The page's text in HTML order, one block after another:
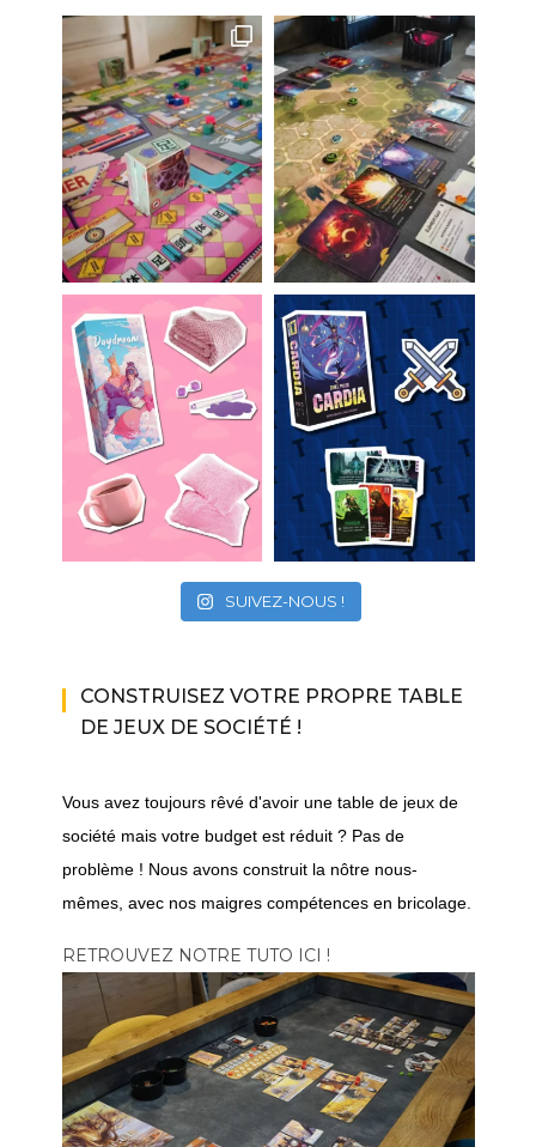
SUIVEZ-NOUS !
CONSTRUISEZ VOTRE PROPRE TABLE
DE JEUX DE SOCIÉTÉ !
Vous avez toujours rêvé d'avoir une table de jeux de
société mais votre budget est réduit ? Pas de
problème ! Nous avons construit la nôtre nous-
mêmes, avec nos maigres compétences en bricolage.
RETROUVEZ NOTRE TUTO ICI !